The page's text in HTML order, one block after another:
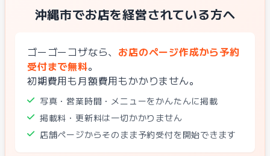
沖縄市でお店を経営されている方へ
ゴーゴーコザなら、 お店のページ作成から予約
受付まで無料。
初期費用も月額費用もかかりません。
写真・営業時間・メニューをかんたんに掲載
掲載料・更新料は一切かかりません
店舗ページからそのまま予約受付を開始できます